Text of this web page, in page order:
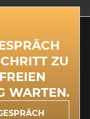
ZU
WARTEN.